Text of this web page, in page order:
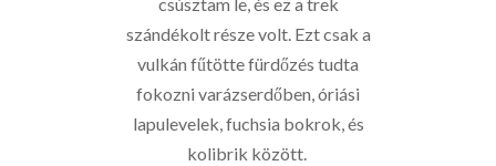
csúsztam le, és ez a trek
szándékolt része volt. Ezt csak a
vulkán fűtötte fürdőzés tudta
fokozni varázserdőben, óriási
lapulevelek, fuchsia bokrok, és
kolibrik között.